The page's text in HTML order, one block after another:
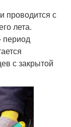
проводится с
лета.
период
с закрытой